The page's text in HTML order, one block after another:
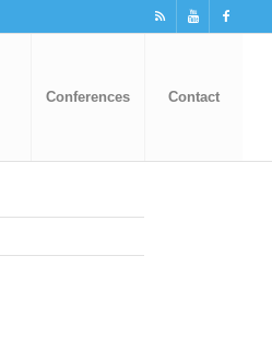
Conferences Contact